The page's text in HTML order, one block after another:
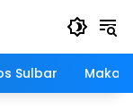
Sulbar